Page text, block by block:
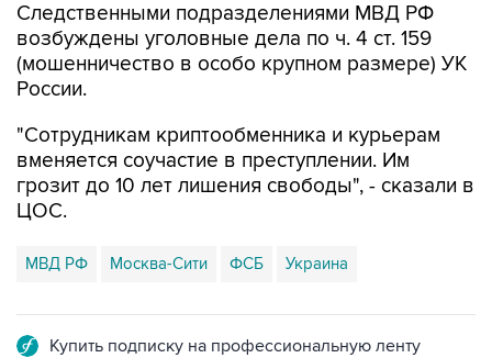
Следственными подразделениями МВД РФ
возбуждены уголовные дела по ч. 4 ст. 159
(мошенничество в особо крупном размере) УК
России.
"Сотрудникам криптообменника и курьерам
вменяется соучастие в преступлении. Им
грозит до 10 лет лишения свободы", - сказали в
ЦОС.
МВД РФ Москва-Сити ФСБ Украина
Купить подписку на профессиональную ленту